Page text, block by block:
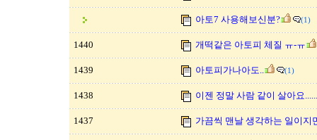
아토7 사용해보신분? (1)
1440 개떡같은 아토피 체질 ㅠ-ㅠ
1439 아토피가나아도.. (1)
1438 이젠 정말 사람 같이 살아요
1437 가끔씩 맨날 생각하는 일이지